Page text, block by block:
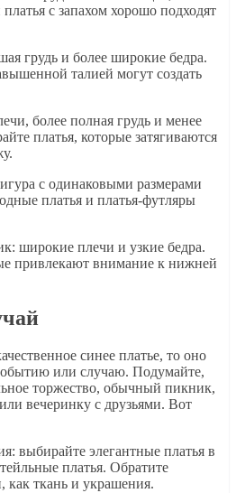
с запахом хорошо подходят
грудь и более широкие бедра.
талией могут создать
более полная грудь и менее
платья, которые затягиваются
с одинаковыми размерами
платья и платья-футляры
широкие плечи и узкие бедра.
привлекают внимание к нижней
синее платье, то оно
или случаю. Подумайте,
торжество, обычный пикник,
вечеринку с друзьями. Вот
выбирайте элегантные платья в
платья. Обратите
как ткань и украшения.